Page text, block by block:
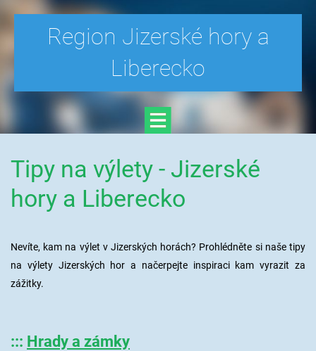
Region Jizerské hory a
Liberecko
Tipy na výlety - Jizerské
hory a Liberecko
Nevíte, kam na výlet v Jizerských horách? Prohlédněte si naše tipy
na výlety Jizerských hor a načerpejte inspiraci kam vyrazit za
zážitky.
::: Hrady a zámky